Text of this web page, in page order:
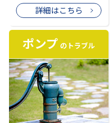
詳細はこちら
ポンプ のトラブル